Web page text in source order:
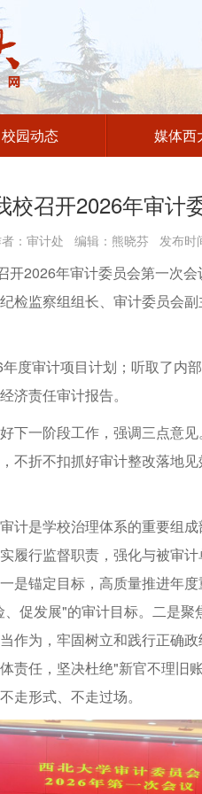
校园动态 媒体西
校召开2026年审计
：审计处 编辑：熊晓芬 发布
开2026年审计委员会第一次
检监察组组长、审计委员会
度审计项目计划；听取了内
济责任审计报告。
下一阶段工作，强调三点意
不折不扣抓好审计整改落地
计是学校治理体系的重要组
履行监督职责，强化与被审
是锚定目标，高质量推进年
促发展"的审计目标。二是
作为，牢固树立和践行正确
责任，坚决杜绝"新官不理旧
走形式、不走过场。